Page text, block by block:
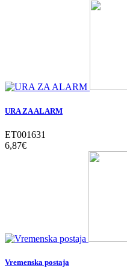
URA ZA ALARM
ET001631
6,87‎€
Vremenska postaja